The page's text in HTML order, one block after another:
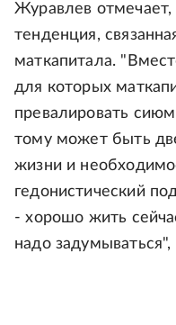
Журавлев
тенденция,
маткапитала.
для которых
превалировать
тому может быть
жизни и
гедонистический
- хорошо жить
надо задумываться",